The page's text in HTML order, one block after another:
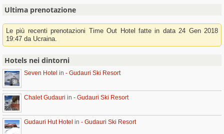
Ultima prenotazione
Le più recenti prenotazioni Time Out Hotel fatte in data 24 Gen 2018
19:47 da Ucraina.
Hotels nei dintorni
Seven Hotel in - Gudauri Ski Resort
Chalet Gudauri in - Gudauri Ski Resort
Gudauri Hut Hotel in - Gudauri Ski Resort